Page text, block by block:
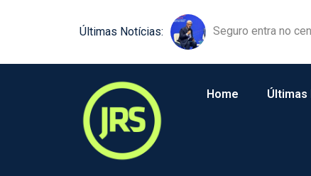
Últimas Notícias: Equipamentos
Home Últimas